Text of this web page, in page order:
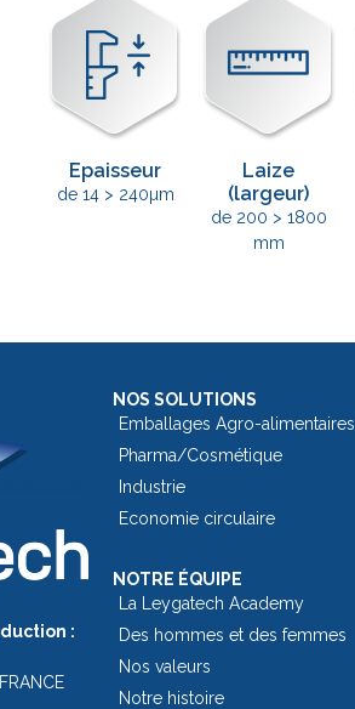
Epaisseur
de 14 > 240µm
Laize
(largeur)
de 200 > 1800
mm
:
NOS SOLUTIONS
Emballages Agro-alimentaires
Pharma/Cosmétique
Industrie
Economie circulaire
NOTRE ÉQUIPE
La Leygatech Academy
Des hommes et des femmes
Nos valeurs
Notre histoire